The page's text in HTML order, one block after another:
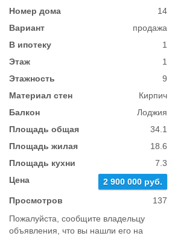
Номер дома
14
Вариант
продажа
В ипотеку
1
Этаж
1
Этажность
9
Материал стен
Кирпич
Балкон
Лоджия
Площадь общая
34.1
Площадь жилая
18.6
Площадь кухни
7.3
Цена
2 900 000 руб.
Просмотров
137
Пожалуйста, сообщите владельцу
объявления, что вы нашли его на